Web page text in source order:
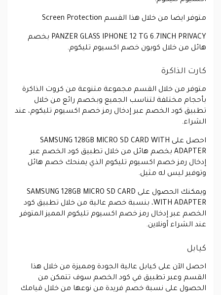
متوفر ايضا من خلال هذا القسم Screen Protection
PANZER GLASS IPHONE 12 TG 6.7INCH PRIVACY بخصم
هائل من خلال كوبون خصم اكسيوم تليكوم.
كارت الذاكرة
متوفر من خلال القسم مجموعة متنوعة من كروت الذاكرة
بأحجام مختلفة لتناسب الجميع وبخصم رائع من خلال
تطبيق كود الخصم عبر إدخال رمز خصم اكسيوم تليكوم، عند
الشراء.
احصل على SAMSUNG 128GB MICRO SD CARD WITH
ADAPTER بخصم هائل من خلال تطبيق كود الخصم عبر
إدخال رمز خصم اكسيوم تليكوم الذي يمنحك خصم هائل
وتوفير ليس له مثيل.
ويمكنك الحصول على SAMSUNG 128GB MICRO SD CARD
WITH ADAPTER، بنسبة خصم عالية من خلال تطبيق كود
الخصم عبر إدخال رمز خصم اكسيوم تليكوم المميز المتوفر
عند الشراء أونلاين.
كيابل
احصل الآن على كيابل عالية الجودة ومميزة من خلال هذا
القسم وعبر تطبيق في كود الخصم سوف تتمكن من
الحصول على نسبة خصم فريدة من نوعها من خلال قيامك